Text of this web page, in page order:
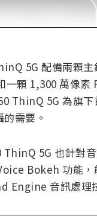
5G 配備兩顆
一顆 1,300 萬像
ThinQ 5G 為旗
需要。
ThinQ 5G 也針對
Bokeh 功能
Engine 音訊處